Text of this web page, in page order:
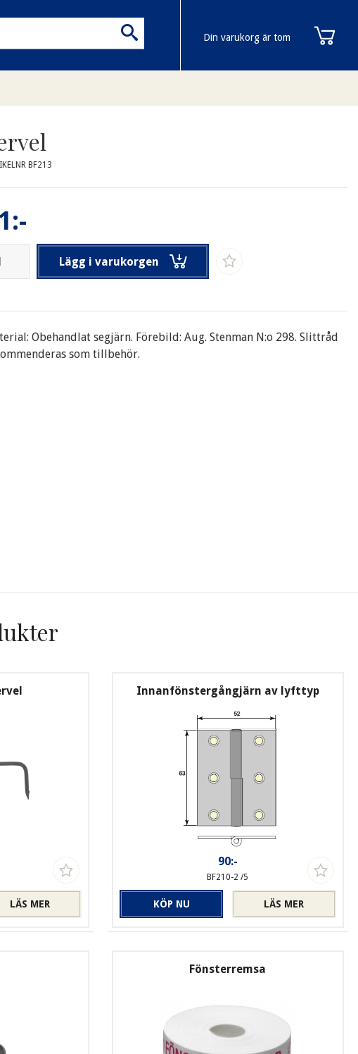
Din varukorg är tom
BF213
Lägg i varukorgen
Obehandlat segjärn. Förebild: Aug. Stenman N:o 298. Slittråd
som tillbehör.
LÄS MER
Innanfönstergångjärn av lyfttyp
90:-
BF210-2 /5
LÄS MER
KÖP NU
Fönsterremsa